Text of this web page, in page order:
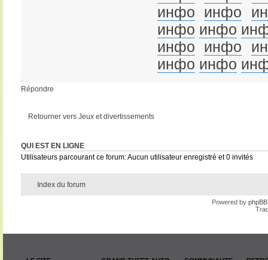
инфо
инфо
инфо инфо
инфо
инфо
инфо инфо
Répondre
Retourner vers Jeux et divertissements
QUI EST EN LIGNE
Utilisateurs parcourant ce forum: Aucun utilisateur enregistré et 0 invités
Index du forum
Powered by phpBB